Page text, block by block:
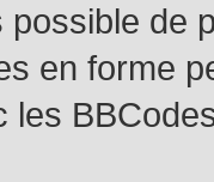
possible de
en forme
les